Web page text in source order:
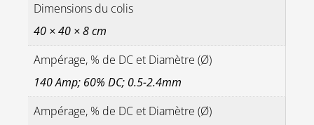
Dimensions du colis
40 × 40 × 8 cm
Ampérage, % de DC et Diamètre (Ø)
140 Amp; 60% DC; 0.5-2.4mm
Ampérage, % de DC et Diamètre (Ø)